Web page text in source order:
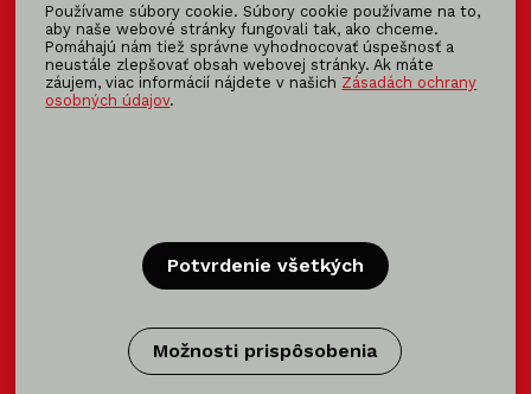
Používame súbory cookie. Súbory cookie používame na to,
aby naše webové stránky fungovali tak, ako chceme.
Pomáhajú nám tiež správne vyhodnocovať úspešnosť a
neustále zlepšovať obsah webovej stránky. Ak máte
záujem, viac informácií nájdete v našich Zásadách ochrany
osobných údajov.
Potvrdenie všetkých
Možnosti prispôsobenia
info@koma-slovakia.sk
+ 421 37 6518 325
Patríme do rodiny KOMA FAMILY